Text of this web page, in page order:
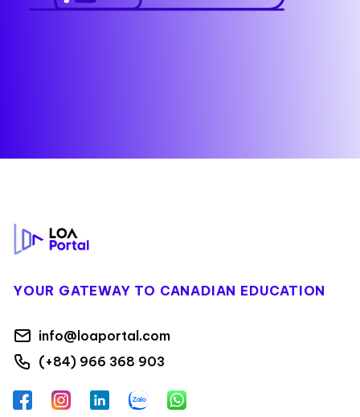
YOUR GATEWAY TO CANADIAN EDUCATION
info@loaportal.com
(+84) 966 368 903
FacebookInstagramLinkedInZalo WhatsApp